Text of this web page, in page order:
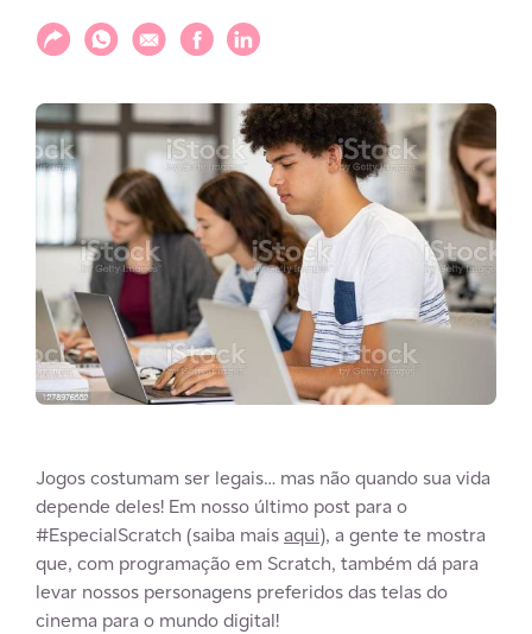
Compartilhar
Compartilhar via WhatsApp
Compartilhar via E-mail
Compartilhar via Facebook
Compartilhar via LinkedIn
Jogos costumam ser legais… mas não quando sua vida
depende deles! Em nosso último post para o
#EspecialScratch (saiba maisaqui), a gente te mostra
que, com programação em Scratch, também dá para
levar nossos personagens preferidos das telas do
cinema para o mundo digital!